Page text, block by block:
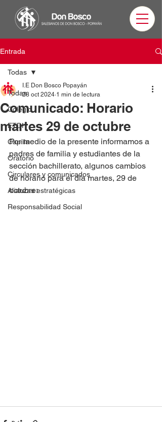
Entrada
Todas
Colegio
ETDH
Capilla
Oratorio
Circulares y comunicados
Alianzas estratégicas
Responsabilidad Social
Todas
Comunicado: Horario
martes 29 de octubre
I.E Don Bosco Popayán
28 oct 2024 1 min de lectura
Por medio de la presente informamos a
padres de familia y estudiantes de la
sección bachillerato, algunos cambios
de horario para el día martes, 29 de
octubre: